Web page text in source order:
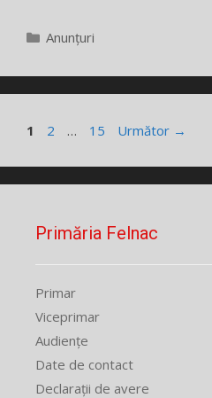
Categorii
Anunțuri
Pagina
1 Pagina
2 … Pagina
15 Următor →
Primăria Felnac
Primar
Viceprimar
Audiențe
Date de contact
Declarații de avere